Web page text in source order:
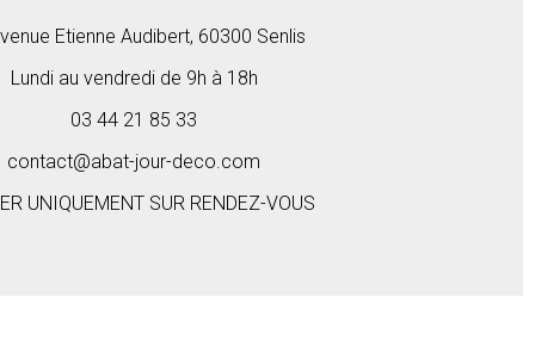
Etienne Audibert, 60300 Senlis
Lundi au vendredi de 9h à 18h
03 44 21 85 33
contact@abat-jour-deco.com
UNIQUEMENT SUR RENDEZ-VOUS